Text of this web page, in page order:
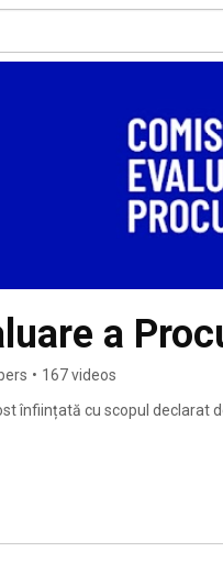
a
• 167 videos
înființată cu scopul declarat
categorii de procurori